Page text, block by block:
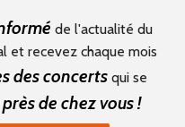
de l'actualité du
et recevez chaque mois
des concertsqui se
près de chez vous !